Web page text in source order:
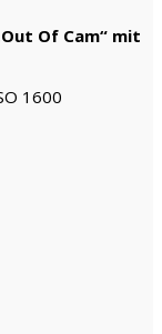
Of Cam“ mit
1600